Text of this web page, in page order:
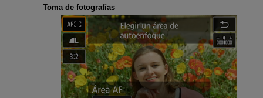
Toma de fotografías